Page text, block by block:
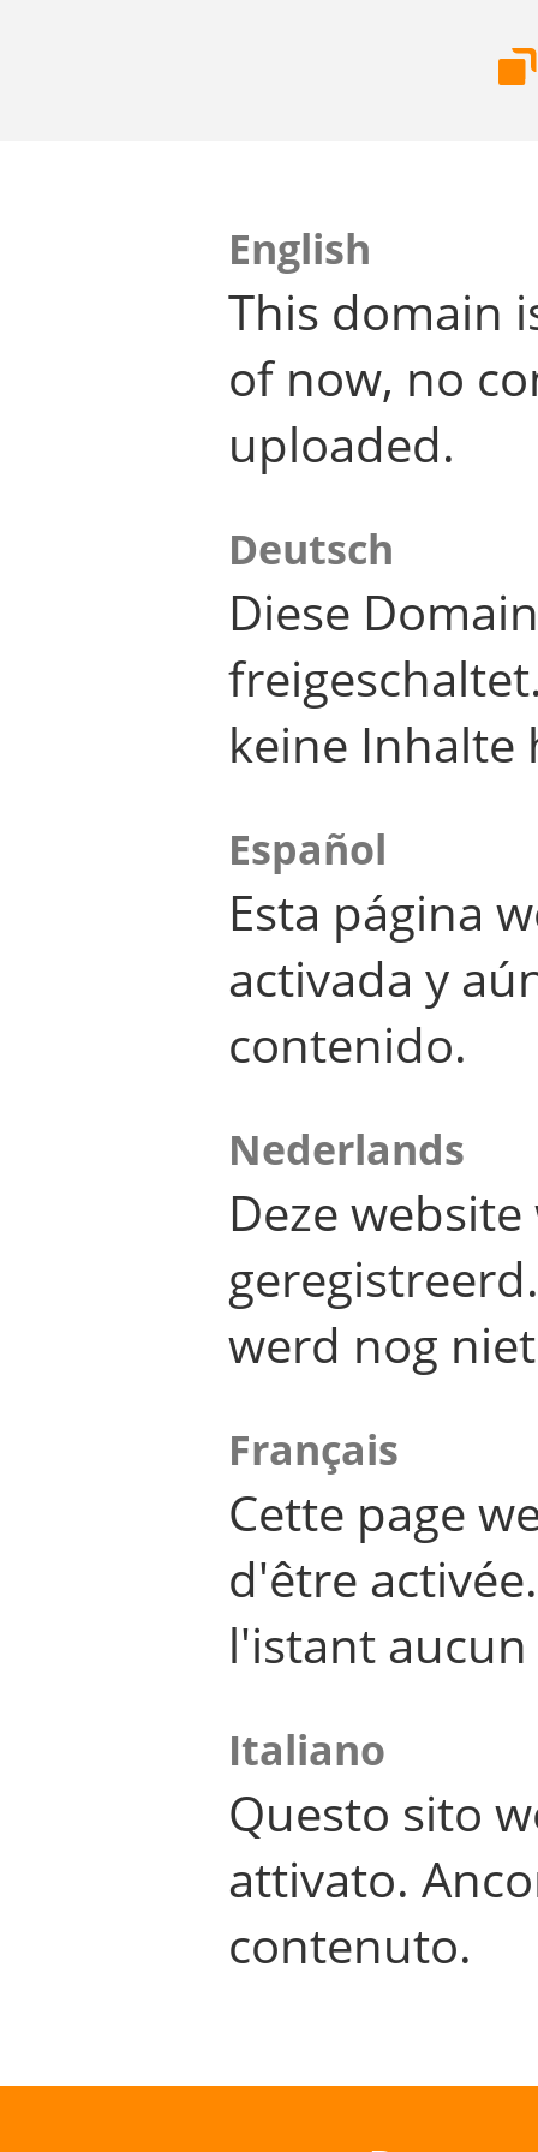
English
This domain
of now, no
uploaded.
Deutsch
Diese
keine Inhalte
Español
Esta página
activada y
contenido.
Nederlands
Deze
werd nog
Français
Cette page
d'être
l'istant
Italiano
Questo sito
attivato.
contenuto.